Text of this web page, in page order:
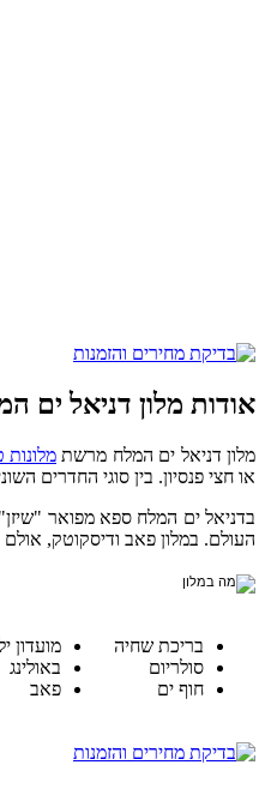
אודות מלון דניאל ים
מלון דניאל ים המלח מרשת
או חצי פנסיון. בין סוגי החדרים השונים ניתן למצוא 12 סוויטות מפנקות, חדרי קלאסיק, חדרי דלקס וחדרי משפחה לזוג עם עד שני ילדים
בדניאל ים המלח ספא מפואר
העולם. במלון פאב ודיסקוטק, אולם
בריכת שחיה
סולריום
חוף ים
מועדון
באולינג
פאב